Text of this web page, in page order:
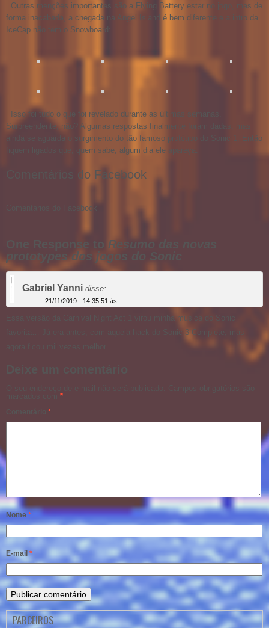
Outras menções importantes são a Flying Battery estar no jogo, mas de
forma inacabada, a chegada na Angel Island é bem diferente e a intro da
IceCap não tem o Snowboard:
Isso foi tudo o que foi revelado durante as últimas semanas.
Surpreendente, não? Algumas respostas finalmente foram dadas, mas
ainda se aguarda o surgimento do tão famoso protótipo do Sonic 1. Então
fiquem ligados que, quem sabe, algum dia ele apareça.
Comentários do Facebook
Comentários do Facebook
One Response to Resumo das novas
prototypes dos jogos do Sonic
Gabriel Yanni disse:
21/11/2019 - 14:35:51 às
Essa versão da Carnival Night Act 1 virou minha música do Sonic
favorita… Já era antes, com aquela hack do Sonic 3 Complete, mas
*
*
Nome *
E-mail*
PARCEIROS